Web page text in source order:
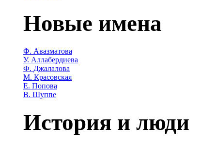
Новые имена
Ф. Авазматова
У. Аллабердиева
Ф. Джалалова
М. Красовская
Е. Попова
В. Шуппе
История и люди